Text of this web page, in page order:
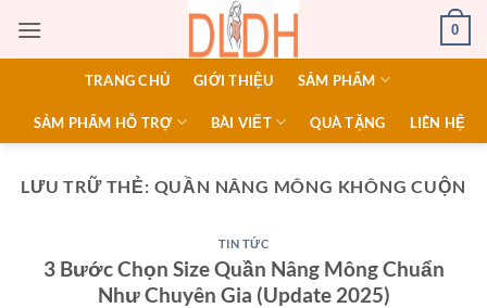
qua
0
TRANG CHỦ GIỚI THIỆU SẢM PHẨM
SẢM PHẨM HỖ TRỢ BÀI VIẾT QUÀ TẶNG LIÊN HỆ
LƯU TRỮ THẺ: QUẦN NÂNG MÔNG KHÔNG CUỘN
TIN TỨC
3 Bước Chọn Size Quần Nâng Mông Chuẩn
Như Chuyên Gia (Update 2025)